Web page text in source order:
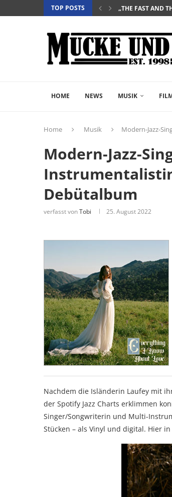
TOP POSTS
„SALZ UND
„PALÄSTINA 36“
„GELIEBTER
HOME NEWS MUSIK
Home Musik Modern-Jazz-
Modern-Jazz-
Debütalbum
verfasst vonTobi 25. August 2022
Nachdem die Isländerin Laufey mit
der Spotify Jazz Charts erklimmen
Singer/Songwriterin und Multi-
Stücken – als Vinyl und digital. Hier